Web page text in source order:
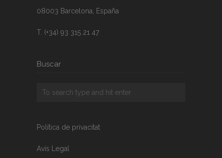
08003 Barcelona, España
T. (+34) 93 315 21 47
Buscar
Política de privacitat
Avís Legal